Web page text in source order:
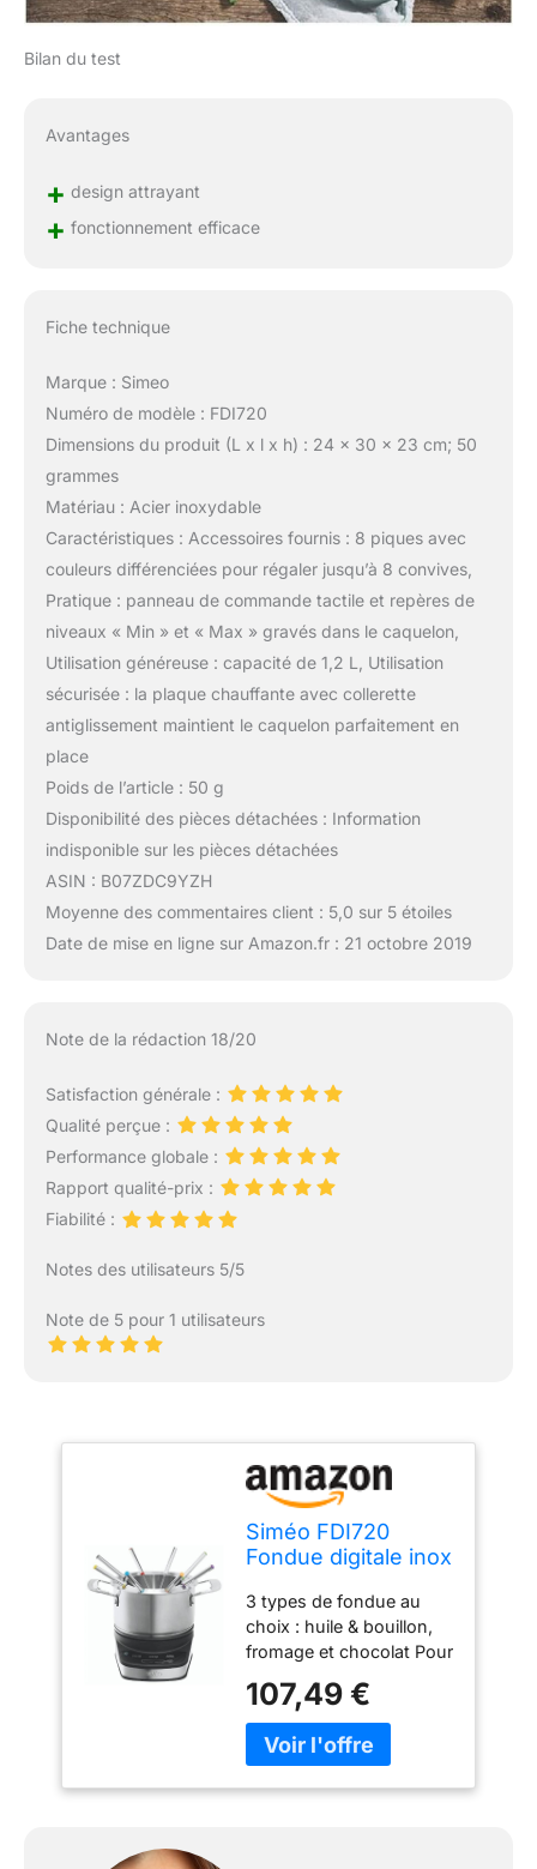
Bilan du test
Avantages
+ design attrayant
+ fonctionnement efficace
Fiche technique
Marque : Simeo
Numéro de modèle : FDI720
Dimensions du produit (L x l x h) : 24 x 30 x 23 cm; 50
grammes
Matériau : Acier inoxydable
Caractéristiques : Accessoires fournis : 8 piques avec
couleurs différenciées pour régaler jusqu’à 8 convives,
Pratique : panneau de commande tactile et repères de
niveaux « Min » et « Max » gravés dans le caquelon,
Utilisation généreuse : capacité de 1,2 L, Utilisation
sécurisée : la plaque chauffante avec collerette
antiglissement maintient le caquelon parfaitement en
place
Poids de l’article : 50 g
Disponibilité des pièces détachées : Information
indisponible sur les pièces détachées
ASIN : B07ZDC9YZH
Moyenne des commentaires client : 5,0 sur 5 étoiles
Date de mise en ligne sur Amazon.fr : 21 octobre 2019
Note de la rédaction 18/20
Satisfaction générale :
Qualité perçue :
Performance globale :
Rapport qualité-prix :
Fiabilité :
Notes des utilisateurs 5/5
Note de 5 pour 1 utilisateurs
Siméo FDI720
Fondue digitale inox
3 types de fondue au
choix : huile & bouillon,
fromage et chocolat Pour
température est
justement réglée : la
gestion automatique du
107,49 €